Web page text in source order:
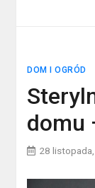
DOM I OGRÓD
domu
28